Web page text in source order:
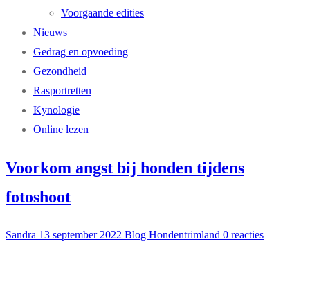
Voorgaande edities
Nieuws
Gedrag en opvoeding
Gezondheid
Rasportretten
Kynologie
Online lezen
Voorkom angst bij honden tijdens
fotoshoot
Sandra 13 september 2022 Blog Hondentrimland 0 reacties